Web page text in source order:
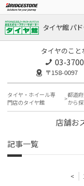
タイヤ館 パ
タイヤのこ
03-
〒158-0097
タイヤ・ホイール専
門店のタイヤ館
都道
から
店舗お
記事一覧
<